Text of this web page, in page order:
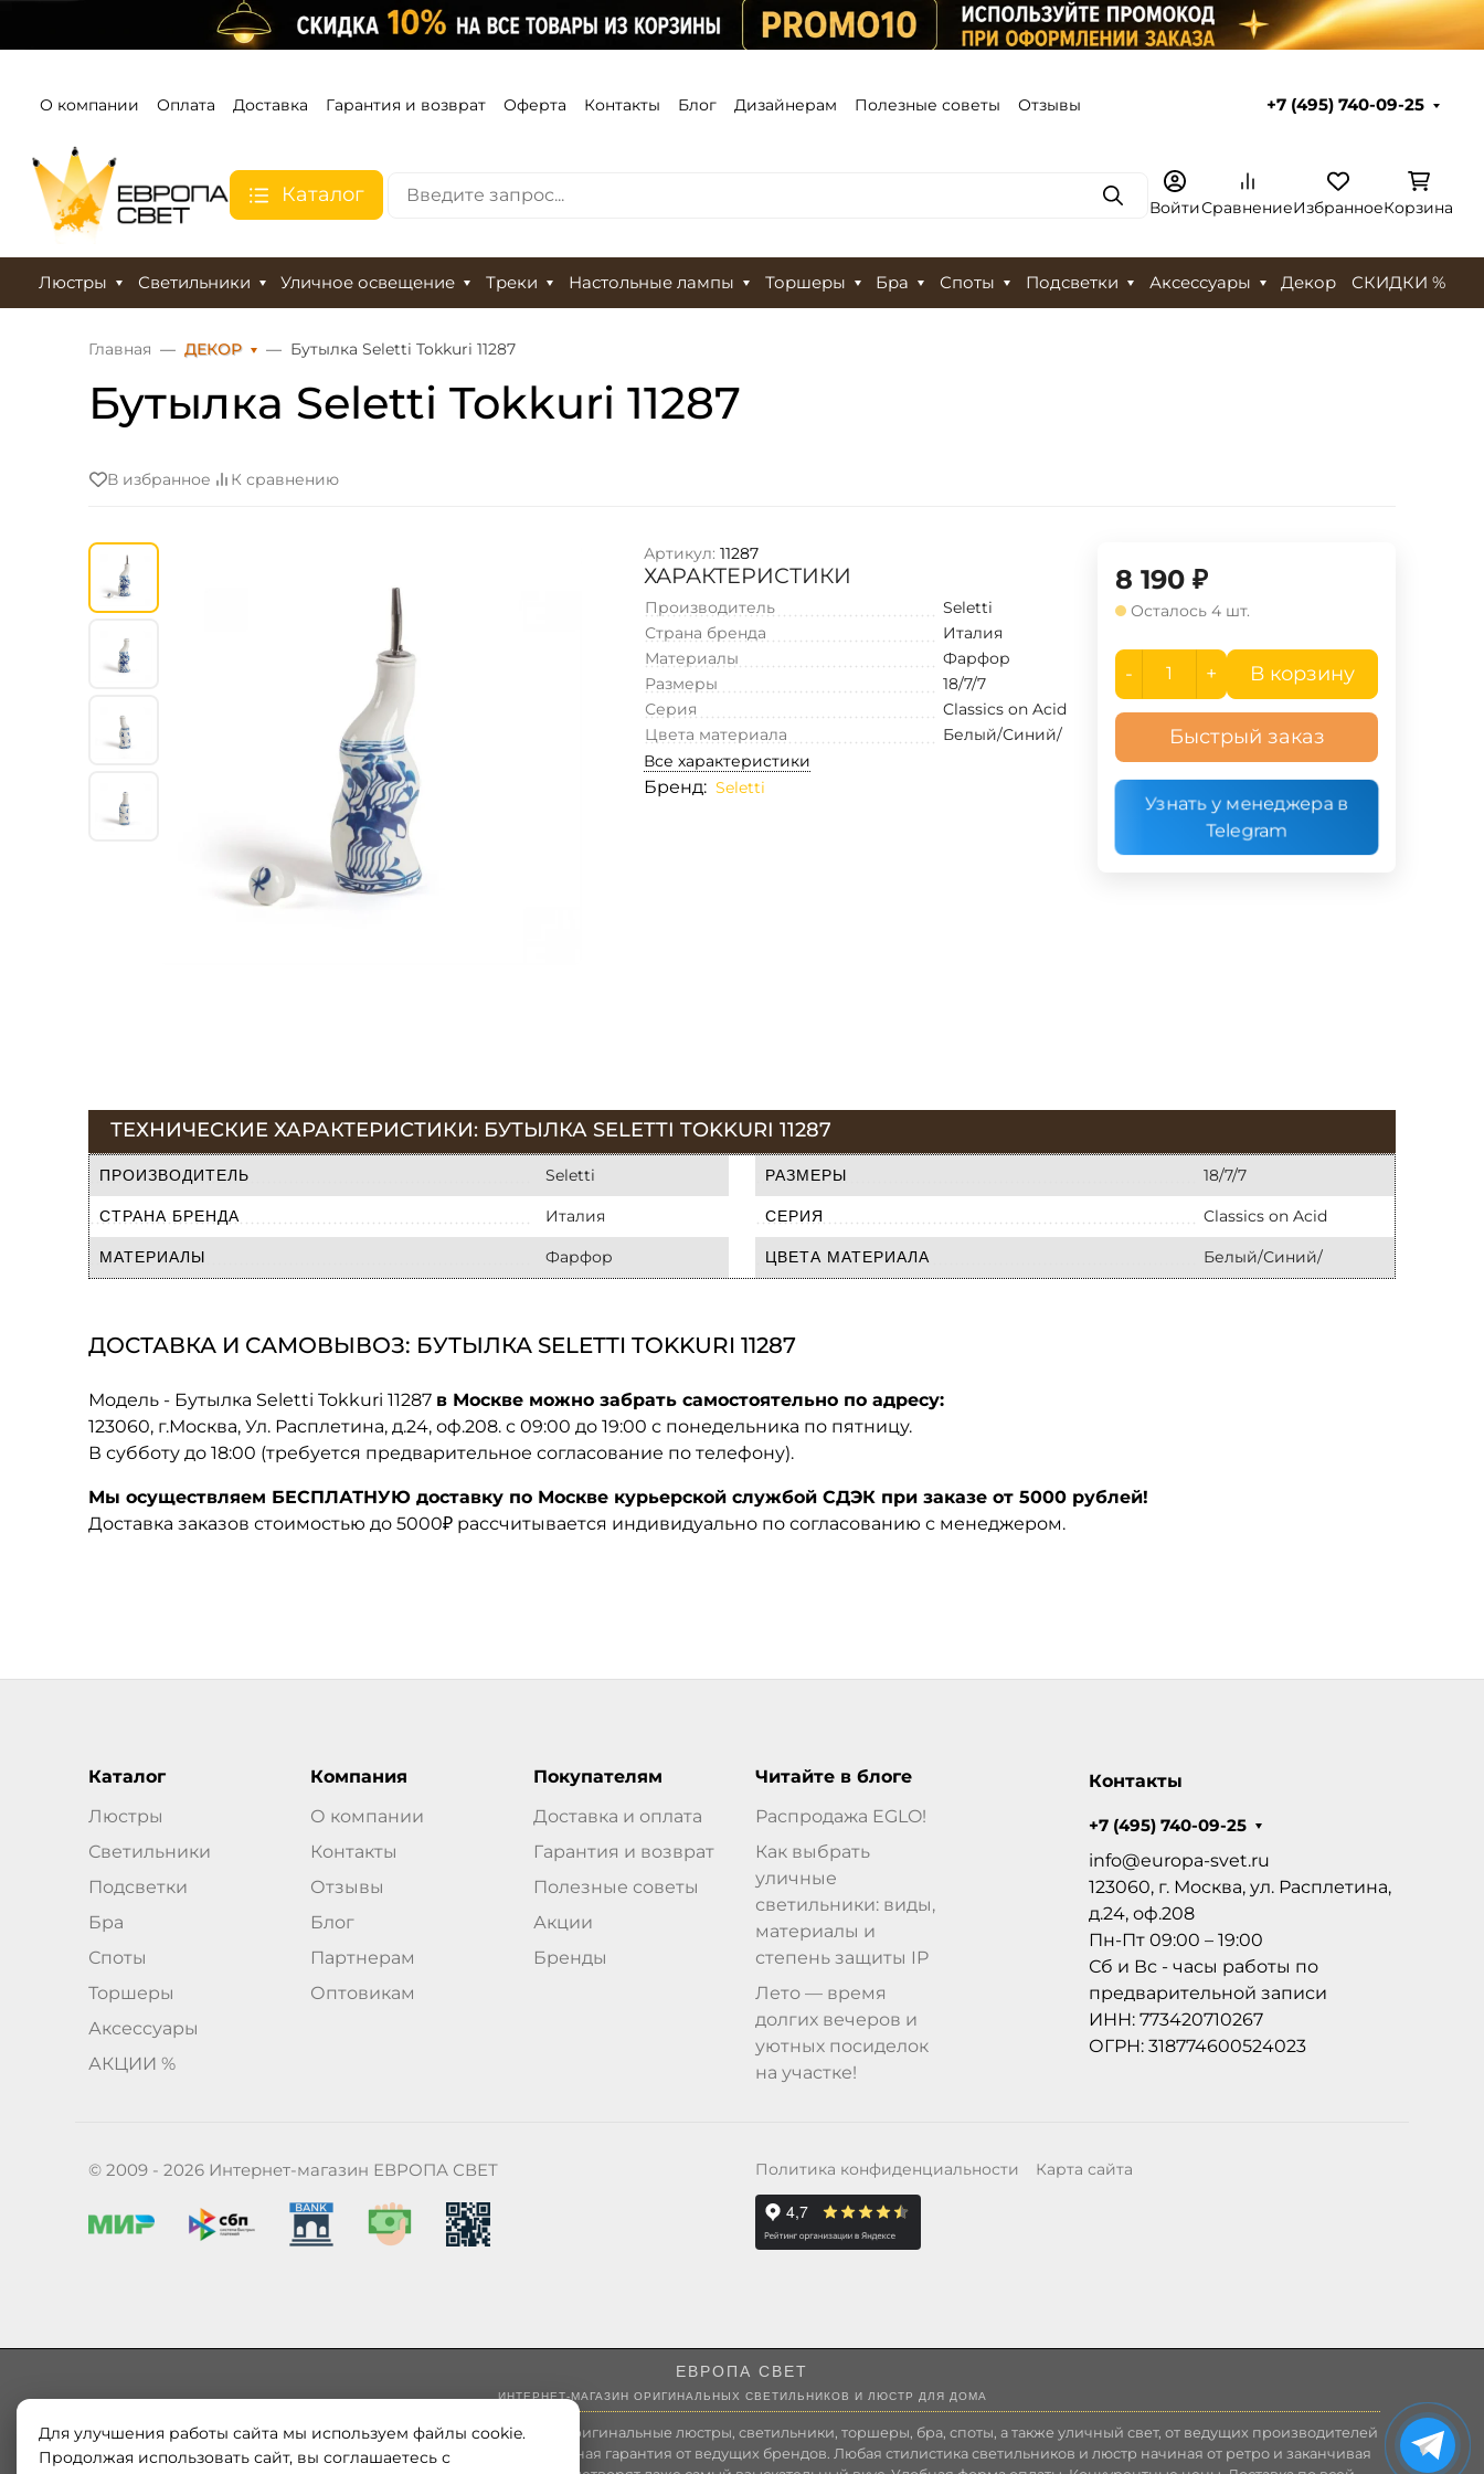
О компании Оплата Доставка Гарантия и возврат Оферта Контакты Блог Дизайнерам Полезные советы Отзывы +7 (495) 740-09-25
Каталог ПоискВойтиСравнениеИзбранноеКорзина
Люстры Светильники Уличное освещение Треки Настольные лампы Торшеры Бра Споты Подсветки Аксессуары Декор СКИДКИ %
Главная ДЕКОР Бутылка Seletti Tokkuri 11287
Бутылка Seletti Tokkuri 11287
В избранное К сравнению
Артикул: 11287
ХАРАКТЕРИСТИКИ
Производитель
Seletti
Страна бренда
Италия
Материалы
Фарфор
Размеры
18/7/7
Серия
Classics on Acid
Цвета материала
Белый/Синий/
Все характеристики
Бренд: Seletti
8 190 ₽
Осталось 4 шт.
- + В корзину
Быстрый заказ
Узнать у менеджера в
Telegram
ТЕХНИЧЕСКИЕ ХАРАКТЕРИСТИКИ: БУТЫЛКА SELETTI TOKKURI 11287
ПРОИЗВОДИТЕЛЬ Seletti
СТРАНА БРЕНДА Италия
МАТЕРИАЛЫ Фарфор
РАЗМЕРЫ 18/7/7
СЕРИЯ Classics on Acid
ЦВЕТА МАТЕРИАЛА Белый/Синий/
ДОСТАВКА И САМОВЫВОЗ: БУТЫЛКА SELETTI TOKKURI 11287
Модель - Бутылка Seletti Tokkuri 11287 в Москве можно забрать самостоятельно по адресу:
123060, г.Москва, Ул. Расплетина, д.24, оф.208. с 09:00 до 19:00 с понедельника по пятницу.
В субботу до 18:00 (требуется предварительное согласование по телефону).
Мы осуществляем БЕСПЛАТНУЮ доставку по Москве курьерской службой СДЭК при заказе от 5000 рублей!
Доставка заказов стоимостью до 5000₽ рассчитывается индивидуально по согласованию с менеджером.
Каталог
Люстры
Светильники
Подсветки
Бра
Споты
Торшеры
Аксессуары
АКЦИИ %
Компания
О компании
Контакты
Отзывы
Блог
Партнерам
Оптовикам
Покупателям
Доставка и оплата
Гарантия и возврат
Полезные советы
Акции
Бренды
Читайте в блоге
Распродажа EGLO!
Как выбрать
уличные
светильники: виды,
материалы и
степень защиты IP
Лето — время
долгих вечеров и
уютных посиделок
на участке!
Контакты
+7 (495) 740-09-25
info@europa-svet.ru
123060, г. Москва, ул. Расплетина,
д.24, оф.208
Пн-Пт 09:00 – 19:00
Сб и Вс - часы работы по
предварительной записи
ИНН: 773420710267
ОГРН: 318774600524023
© 2009 - 2026 Интернет-магазин ЕВРОПА СВЕТ Политика конфиденциальности Карта сайта
ЕВРОПА СВЕТ
ИНТЕРНЕТ-МАГАЗИН ОРИГИНАЛЬНЫХ СВЕТИЛЬНИКОВ И ЛЮСТР ДЛЯ ДОМА
Наш магазин «ЕВРОПА СВЕТ» поставляет и продает в России оригинальные люстры, светильники, торшеры, бра, споты, а также уличный свет, от ведущих производителей
Европы и России. Только оригинальная продукция. Полноценная гарантия от ведущих брендов. Любая стилистика светильников и люстр начиная от ретро и заканчивая
Для улучшения работы сайта мы используем файлы cookie.
Продолжая использовать сайт, вы соглашаетесь с